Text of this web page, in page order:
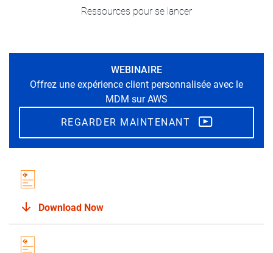
Ressources pour se lancer
WEBINAIRE
Offrez une expérience client personnalisée avec le
MDM sur AWS
REGARDER MAINTENANT
Download Now